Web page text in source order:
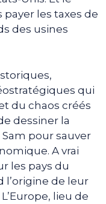
les taxes de
des usines
qui
du chaos créés
dessiner la
pour sauver
A vrai
les pays du
l’origine de leur
lieu de